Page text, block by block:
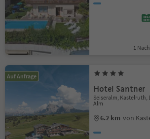
1
Auf Anfrage
Hotel Santner
Seiseralm,
Alm
6.2 km von